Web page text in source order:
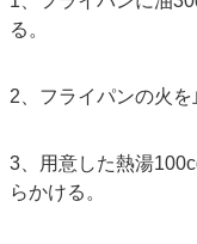
る。
2、フライパンの火を
3、用意した熱湯
らかける。